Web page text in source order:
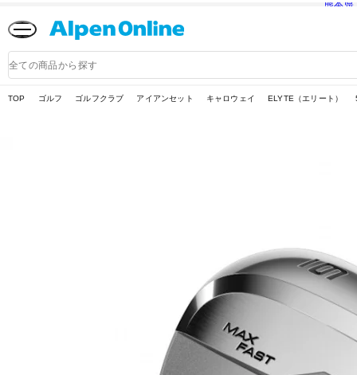
熊本県
品
検
TOP
ゴルフ ゴルフクラブ アイアンセット キャロウェイ ELYTE（エリート）